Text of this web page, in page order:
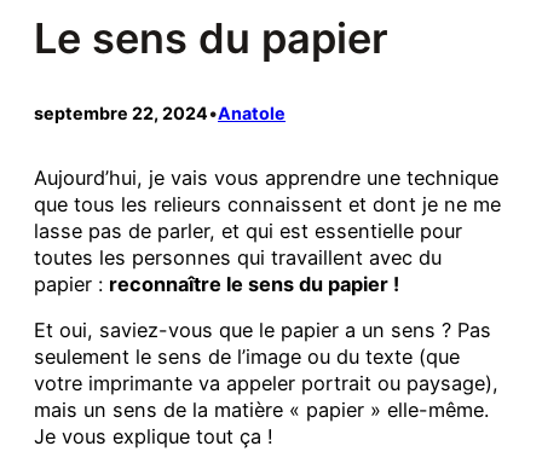
Le sens du papier
septembre 22, 2024•Anatole
Aujourd’hui, je vais vous apprendre une technique
que tous les relieurs connaissent et dont je ne me
lasse pas de parler, et qui est essentielle pour
toutes les personnes qui travaillent avec du
papier : reconnaître le sens du papier !
Et oui, saviez-vous que le papier a un sens ? Pas
seulement le sens de l’image ou du texte (que
votre imprimante va appeler portrait ou paysage),
mais un sens de la matière « papier » elle-même.
Je vous explique tout ça !